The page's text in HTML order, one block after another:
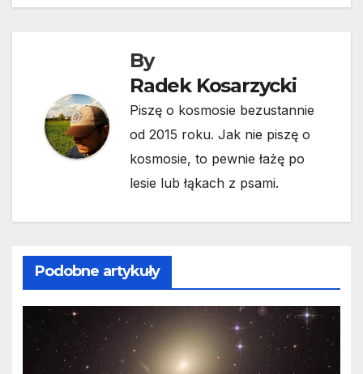
By
Radek Kosarzycki
Piszę o kosmosie bezustannie
od 2015 roku. Jak nie piszę o
kosmosie, to pewnie łażę po
lesie lub łąkach z psami.
Podobne artykuły